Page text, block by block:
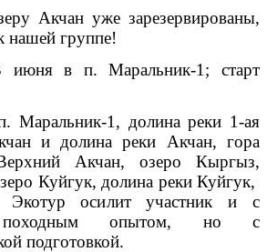
Акчан уже зарезервированы,
нашей группе!
в п. Маральник-1; старт
Маральник-1, долина реки 1-ая
и долина реки Акчан, гора
Акчан, озеро Кыргыз,
Куйгук, долина реки Куйгук,
Экотур осилит участник и с
походным опытом, но с
подготовкой.